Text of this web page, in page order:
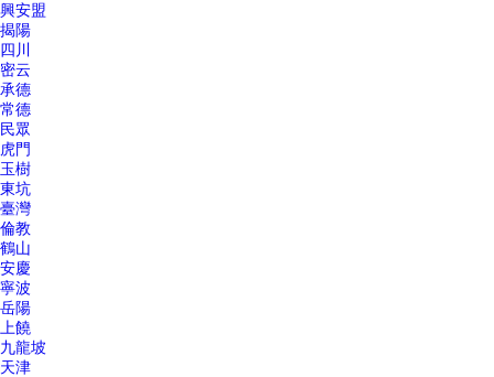
興安盟
揭陽
四川
密云
承德
常德
民眾
虎門
玉樹
東坑
臺灣
倫教
鶴山
安慶
寧波
岳陽
上饒
九龍坡
天津